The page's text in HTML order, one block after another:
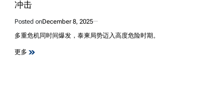
冲击
Posted onDecember 8, 2025
多重危机同时间爆发，泰柬局势迈入高度危险时期。
更多